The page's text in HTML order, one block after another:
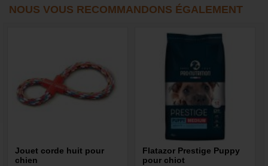
NOUS VOUS RECOMMANDONS ÉGALEMENT
Jouet corde huit pour
chien
Flatazor Prestige Puppy
pour chiot